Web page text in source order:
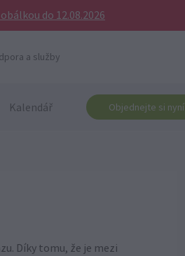
do 12.08.2026
a služby
Kalendář Objednejte si nyní
Díky tomu, že je mezi